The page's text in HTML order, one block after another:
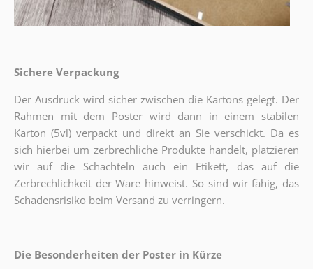
Sichere Verpackung
Der Ausdruck wird sicher zwischen die Kartons gelegt. Der
Rahmen mit dem Poster wird dann in einem stabilen
Karton (5vl) verpackt und direkt an Sie verschickt. Da es
sich hierbei um zerbrechliche Produkte handelt, platzieren
wir auf die Schachteln auch ein Etikett, das auf die
Zerbrechlichkeit der Ware hinweist. So sind wir fähig, das
Schadensrisiko beim Versand zu verringern.
Die Besonderheiten der Poster in Kürze